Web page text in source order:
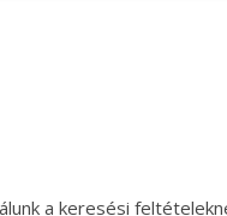
a keresési